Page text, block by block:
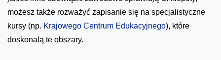
możesz także rozważyć zapisanie się na specjalistyczne
kursy (np. Krajowego Centrum Edukacyjnego), które
doskonalą te obszary.